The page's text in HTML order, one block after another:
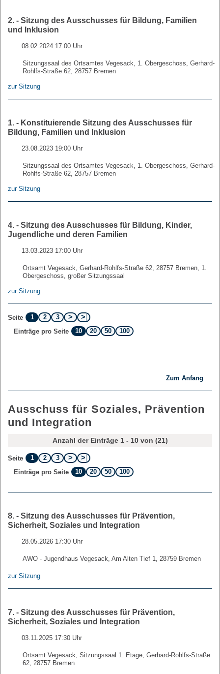
2. - Sitzung des Ausschusses für Bildung, Familien
und Inklusion
08.02.2024 17:00 Uhr
Sitzungssaal des Ortsamtes Vegesack, 1. Obergeschoss, Gerhard-
Rohlfs-Straße 62, 28757 Bremen
zur Sitzung
1. - Konstituierende Sitzung des Ausschusses für
Bildung, Familien und Inklusion
23.08.2023 19:00 Uhr
Sitzungssaal des Ortsamtes Vegesack, 1. Obergeschoss, Gerhard-
Rohlfs-Straße 62, 28757 Bremen
zur Sitzung
4. - Sitzung des Ausschusses für Bildung, Kinder,
Jugendliche und deren Familien
13.03.2023 17:00 Uhr
Ortsamt Vegesack, Gerhard-Rohlfs-Straße 62, 28757 Bremen, 1.
Obergeschoss, großer Sitzungssaal
zur Sitzung
Seite 1 2
3
Einträge pro Seite
10 20 50 100
Zum Anfang
Ausschuss für Soziales, Prävention
und Integration
Anzahl der Einträge 1 - 10 von (21)
Seite 1 2
3
Einträge pro Seite
10 20 50 100
8. - Sitzung des Ausschusses für Prävention,
Sicherheit, Soziales und Integration
28.05.2026 17:30 Uhr
AWO - Jugendhaus Vegesack, Am Alten Tief 1, 28759 Bremen
zur Sitzung
7. - Sitzung des Ausschusses für Prävention,
Sicherheit, Soziales und Integration
03.11.2025 17:30 Uhr
Ortsamt Vegesack, Sitzungssaal 1. Etage, Gerhard-Rohlfs-Straße
62, 28757 Bremen